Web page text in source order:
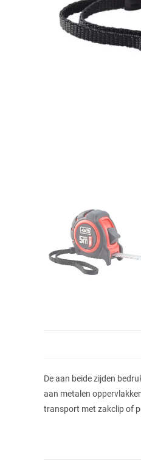
De aan beide zijden
aan metalen
transport met zakclip of